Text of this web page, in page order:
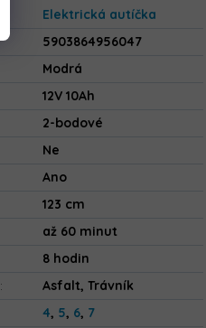
Elektrická autíčka
5903864956047
Modrá
12V 10Ah
2-bodové
Ne
Ano
123 cm
až 60 minut
8 hodin
:
Asfalt, Trávník
4, 5, 6, 7